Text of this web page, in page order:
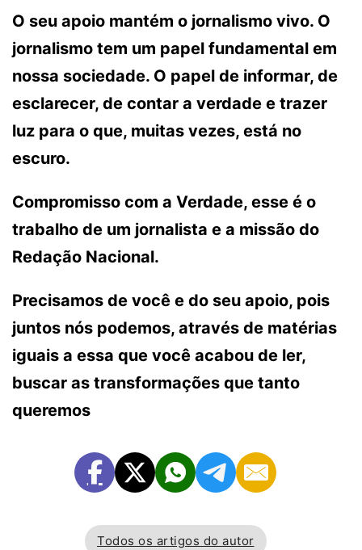
O seu apoio mantém o jornalismo vivo. O
jornalismo tem um papel fundamental em
nossa sociedade. O papel de informar, de
esclarecer, de contar a verdade e trazer
luz para o que, muitas vezes, está no
escuro.
Compromisso com a Verdade, esse é o
trabalho de um jornalista e a missão do
Redação Nacional.
Precisamos de você e do seu apoio, pois
juntos nós podemos, através de matérias
iguais a essa que você acabou de ler,
buscar as transformações que tanto
queremos
Todos os artigos do autor